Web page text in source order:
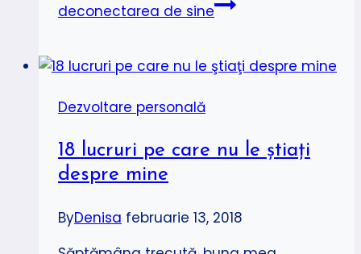
deconectarea de sine
Dezvoltare personală
18 lucruri pe care nu le ştiaţi
despre mine
ByDenisa februarie 13, 2018